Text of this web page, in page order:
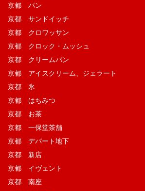
京都 パン
京都 サンドイッチ
京都 クロワッサン
京都 クロック・ムッシュ
京都 クリームパン
京都 アイスクリーム、ジェラート
京都 氷
京都 はちみつ
京都 お茶
京都 一保堂茶舗
京都 デパート地下
京都 新店
京都 イヴェント
京都 南座